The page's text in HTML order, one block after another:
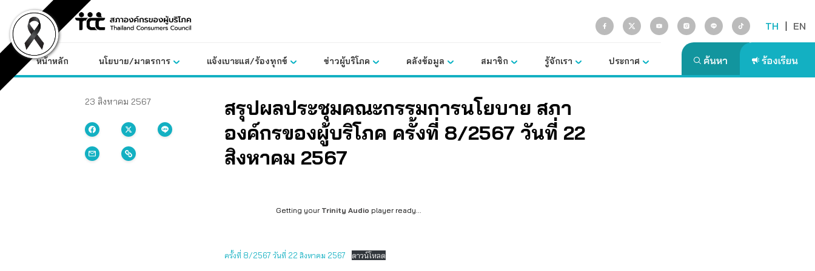
content
TH | EN
หน้าหลัก นโยบาย/มาตรการ แจ้งเบาะแส/ร้องทุกข์ ข่าวผู้บริโภค คลังข้อมูล สมาชิก รู้จักเรา ประกาศ
23 สิงหาคม 2567
สรุปผลประชุมคณะกรรมการนโยบาย สภา
องค์กรของผู้บริโภค ครั้งที่ 8/2567 วันที่ 22
สิงหาคม 2567
Getting your Trinity Audio player ready...
ครั้งที่ 8/2567 วันที่ 22 สิงหาคม 2567 ดาวน์โหลด